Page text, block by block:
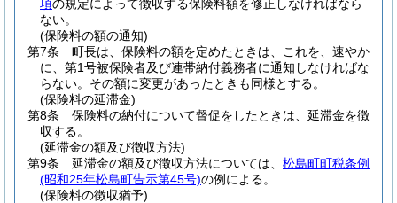
項の規定によって徴収する保険料額を修正しなければなら
ない。
(保険料の額の通知)
第7条
町長は、保険料の額を定めたときは、これを、速やか
に、第1号被保険者及び連帯納付義務者に通知しなければな
らない。 その額に変更があったときも同様とする。
(保険料の延滞金)
第8条
保険料の納付について督促をしたときは、延滞金を徴
収する。
(延滞金の額及び徴収方法)
第9条
延滞金の額及び徴収方法については、 松島町町税条例
(昭和25年松島町告示第45号)の例による。
(保険料の徴収猶予)